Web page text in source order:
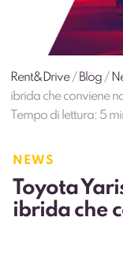
Rent&Drive/ Blog /
ibrida che conviene
Tempo di lettura: 5
NEWS
Toyota
ibrida che